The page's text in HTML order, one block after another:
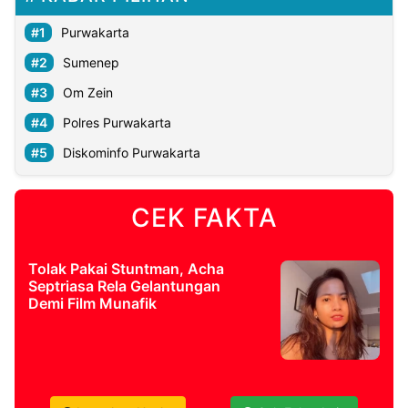
Purwakarta
Sumenep
Om Zein
Polres Purwakarta
Diskominfo Purwakarta
CEK FAKTA
Tolak Pakai Stuntman, Acha
Septriasa Rela Gelantungan
Demi Film Munafik